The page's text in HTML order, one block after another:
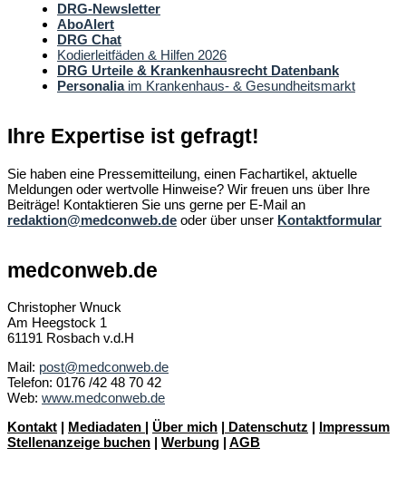
DRG-Newsletter
AboAlert
DRG Chat
Kodierleitfäden & Hilfen 2026
DRG Urteile & Krankenhausrecht Datenbank
Personaliaim Krankenhaus- & Gesundheitsmarkt
Ihre Expertise ist gefragt!
Sie haben eine Pressemitteilung, einen Fachartikel, aktuelle
Meldungen oder wertvolle Hinweise? Wir freuen uns über Ihre
Beiträge! Kontaktieren Sie uns gerne per E-Mail an
redaktion@medconweb.de oder über unser Kontaktformular
medconweb.de
Christopher Wnuck
Am Heegstock 1
61191 Rosbach v.d.H
Mail: post@medconweb.de
Telefon: 0176 /42 48 70 42
Web: www.medconweb.de
Kontakt | Mediadaten | Über mich | Datenschutz | Impressum
Stellenanzeige buchen | Werbung | AGB